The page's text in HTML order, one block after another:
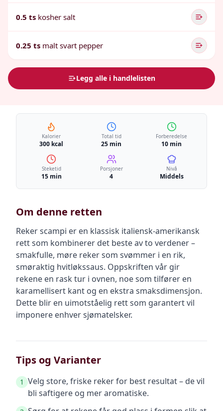
0.5 ts kosher salt
0.25 ts malt svart pepper
Legg alle i handlelisten
Kalorier
300 kcal
Total tid
25 min
Forberedelse
10 min
Steketid
15 min
Porsjoner
4
Nivå
Middels
Om denne retten
Reker scampi er en klassisk italiensk-amerikansk
rett som kombinerer det beste av to verdener –
smakfulle, møre reker som svømmer i en rik,
smøraktig hvitløkssaus. Oppskriften vår gir
rekene en rask tur i ovnen, noe som tilfører en
karamellisert kant og en ekstra smaksdimensjon.
Dette blir en uimotståelig rett som garantert vil
imponere enhver sjømatelsker.
Tips og Varianter
1 Velg store, friske reker for best resultat – de vil
bli saftigere og mer aromatiske.